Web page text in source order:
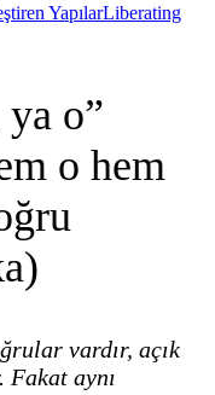
YapılarLiberating
o”
o hem
vardır, açık
aynı